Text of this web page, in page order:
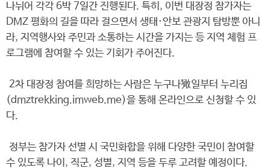
나뉘어 각각 6박 7일간 진행된다. 특히, 이번 대장정 참가자는
DMZ 평화의 길을 따라 걸으면서 생태·안보 관광지 탐방뿐 아니
라, 지역행사와 주민과 소통하는 시간을 가지는 등 지역 체험 프
로그램에 참여할 수 있는 기회가 주어진다.
2차 대장정 참여를 희망하는 사람은 누구나㺖일부터 누리집
(dmztrekking.imweb.me)을 통해 온라인으로 신청할 수 있
다.
정부는 참가자 선별 시 국민화합을 위해 다양한 국민이 참여할
수 있도록 나이, 직군, 성별, 지역 등을 두루 고려할 예정이다.